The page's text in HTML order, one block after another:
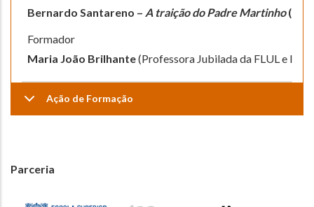
Bernardo Santareno – A traição do Padre Martinho
Formador
Maria João Brilhante(Professora Jubilada da FLUL e
Ação de Formação
Parceria